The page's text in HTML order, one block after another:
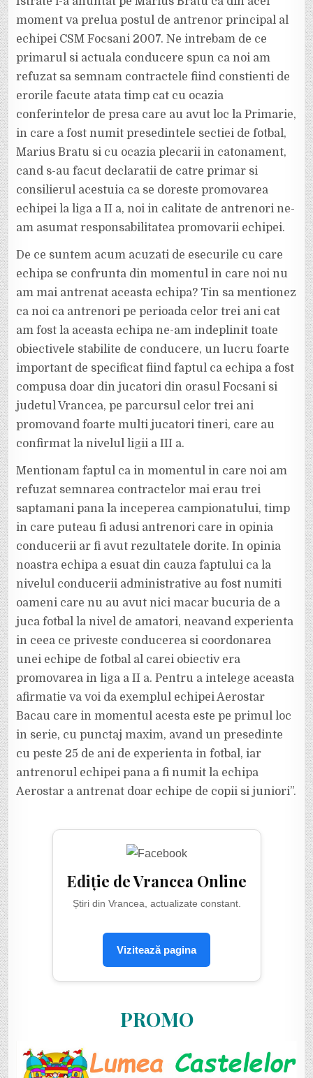
moment va prelua postul de antrenor principal al
echipei CSM Focsani 2007. Ne intrebam de ce
primarul si actuala conducere spun ca noi am
refuzat sa semnam contractele fiind constienti de
erorile facute atata timp cat cu ocazia
conferintelor de presa care au avut loc la Primarie,
in care a fost numit presedintele sectiei de fotbal,
Marius Bratu si cu ocazia plecarii in catonament,
cand s-au facut declaratii de catre primar si
consilierul acestuia ca se doreste promovarea
echipei la liga a II a, noi in calitate de antrenori ne-
am asumat responsabilitatea promovarii echipei.
De ce suntem acum acuzati de esecurile cu care
echipa se confrunta din momentul in care noi nu
am mai antrenat aceasta echipa? Tin sa mentionez
ca noi ca antrenori pe perioada celor trei ani cat
am fost la aceasta echipa ne-am indeplinit toate
obiectivele stabilite de conducere, un lucru foarte
important de specificat fiind faptul ca echipa a fost
compusa doar din jucatori din orasul Focsani si
judetul Vrancea, pe parcursul celor trei ani
promovand foarte multi jucatori tineri, care au
confirmat la nivelul ligii a III a.
Mentionam faptul ca in momentul in care noi am
refuzat semnarea contractelor mai erau trei
saptamani pana la inceperea campionatului, timp
in care puteau fi adusi antrenori care in opinia
conducerii ar fi avut rezultatele dorite. In opinia
noastra echipa a esuat din cauza faptului ca la
nivelul conducerii administrative au fost numiti
oameni care nu au avut nici macar bucuria de a
juca fotbal la nivel de amatori, neavand experienta
in ceea ce priveste conducerea si coordonarea
unei echipe de fotbal al carei obiectiv era
promovarea in liga a II a. Pentru a intelege aceasta
afirmatie va voi da exemplul echipei Aerostar
Bacau care in momentul acesta este pe primul loc
in serie, cu punctaj maxim, avand un presedinte
cu peste 25 de ani de experienta in fotbal, iar
antrenorul echipei pana a fi numit la echipa
Aerostar a antrenat doar echipe de copii si juniori”.
Ediție de Vrancea Online
Știri din Vrancea, actualizate constant.
Vizitează pagina
PROMO